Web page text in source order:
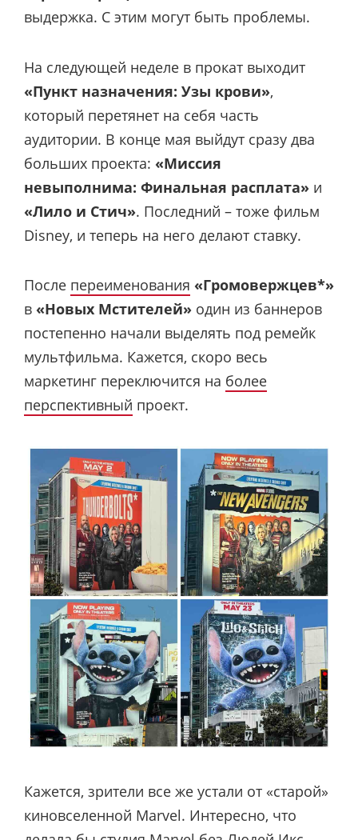
выдержка. С этим могут быть проблемы.
На следующей неделе в прокат выходит
«Пункт назначения: Узы крови»,
который перетянет на себя часть
аудитории. В конце мая выйдут сразу два
больших проекта: «Миссия
невыполнима: Финальная расплата» и
«Лило и Стич». Последний – тоже фильм
Disney, и теперь на него делают ставку.
После переименования «Громовержцев*»
в «Новых Мстителей» один из баннеров
постепенно начали выделять под ремейк
мультфильма. Кажется, скоро весь
маркетинг переключится на более
перспективный проект.
Кажется, зрители все же устали от «старой»
киновселенной Marvel. Интересно, что